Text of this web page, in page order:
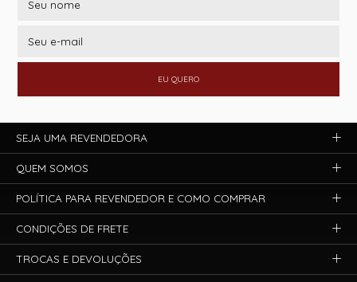
EU QUERO
SEJA UMA REVENDEDORA
QUEM SOMOS
POLÍTICA PARA REVENDEDOR E COMO COMPRAR
CONDIÇÕES DE FRETE
TROCAS E DEVOLUÇÕES